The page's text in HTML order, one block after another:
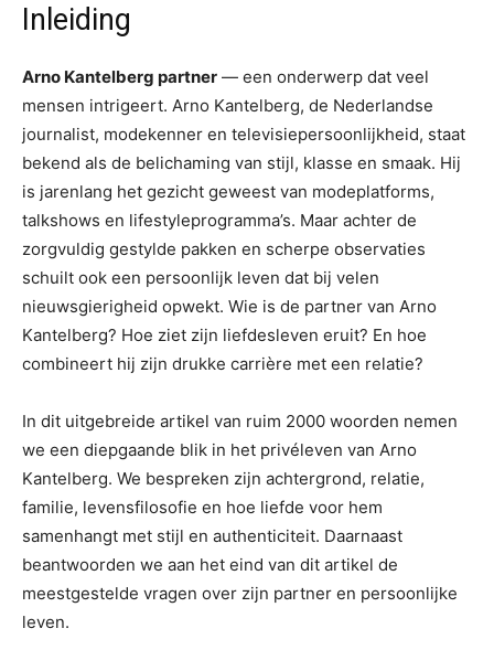
Inleiding
Arno Kantelberg partner — een onderwerp dat veel
mensen intrigeert. Arno Kantelberg, de Nederlandse
journalist, modekenner en televisiepersoonlijkheid, staat
bekend als de belichaming van stijl, klasse en smaak. Hij
is jarenlang het gezicht geweest van modeplatforms,
talkshows en lifestyleprogramma’s. Maar achter de
zorgvuldig gestylde pakken en scherpe observaties
schuilt ook een persoonlijk leven dat bij velen
nieuwsgierigheid opwekt. Wie is de partner van Arno
Kantelberg? Hoe ziet zijn liefdesleven eruit? En hoe
combineert hij zijn drukke carrière met een relatie?
In dit uitgebreide artikel van ruim 2000 woorden nemen
we een diepgaande blik in het privéleven van Arno
Kantelberg. We bespreken zijn achtergrond, relatie,
familie, levensfilosofie en hoe liefde voor hem
samenhangt met stijl en authenticiteit. Daarnaast
beantwoorden we aan het eind van dit artikel de
meestgestelde vragen over zijn partner en persoonlijke
leven.